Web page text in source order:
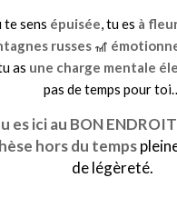
te sens épuisée, tu es à
russes🎢
as une charge mentale
pas de temps pour
es ici au BON
hors du temps
de légèreté.